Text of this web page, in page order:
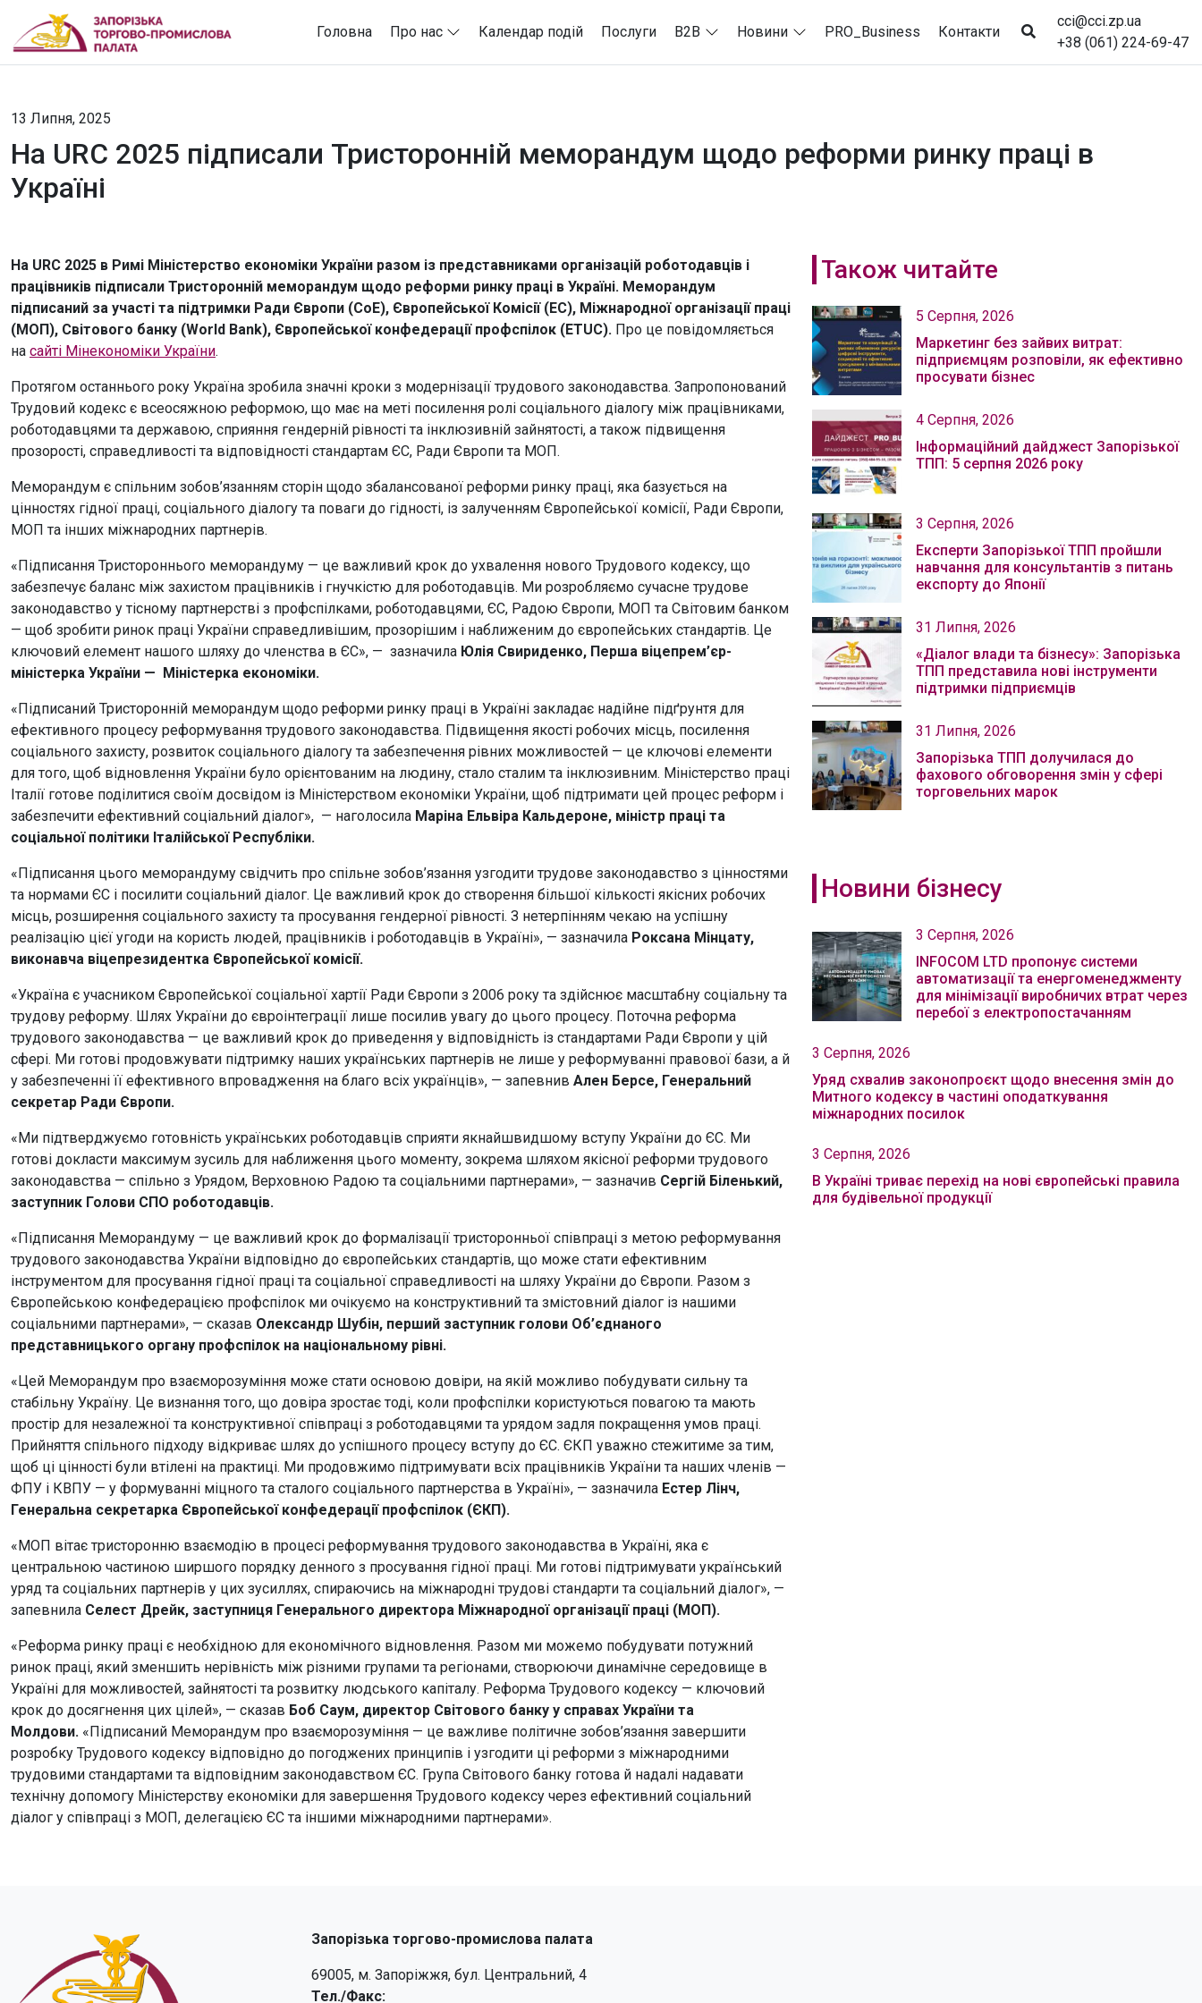
Головна Про нас Календар подій Послуги B2B Новини PRO_Business Контакти
cci@cci.zp.ua
+38 (061) 224-69-47
13 Липня, 2025
На URC 2025 підписали Тристоронній меморандум щодо реформи ринку праці в
Україні
На URC 2025 в Римі Міністерство економіки України разом із представниками організацій роботодавців і
працівників підписали Тристоронній меморандум щодо реформи ринку праці в Україні. Меморандум
підписаний за участі та підтримки Ради Європи (CoE), Європейської Комісії (EC), Міжнародної організації праці
(МОП), Світового банку (World Bank), Європейської конфедерації профспілок (ETUC). Про це повідомляється
на сайті Мінекономіки України.
Протягом останнього року Україна зробила значні кроки з модернізації трудового законодавства. Запропонований
Трудовий кодекс є всеосяжною реформою, що має на меті посилення ролі соціального діалогу між працівниками,
роботодавцями та державою, сприяння гендерній рівності та інклюзивній зайнятості, а також підвищення
прозорості, справедливості та відповідності стандартам ЄС, Ради Європи та МОП.
Меморандум є спільним зобов’язанням сторін щодо збалансованої реформи ринку праці, яка базується на
цінностях гідної праці, соціального діалогу та поваги до гідності, із залученням Європейської комісії, Ради Європи,
МОП та інших міжнародних партнерів.
«Підписання Тристороннього меморандуму — це важливий крок до ухвалення нового Трудового кодексу, що
забезпечує баланс між захистом працівників і гнучкістю для роботодавців. Ми розробляємо сучасне трудове
законодавство у тісному партнерстві з профспілками, роботодавцями, ЄС, Радою Європи, МОП та Світовим банком
— щоб зробити ринок праці України справедливішим, прозорішим і наближеним до європейських стандартів. Це
ключовий елемент нашого шляху до членства в ЄС», — зазначила Юлія Свириденко, Перша віцепрем’єр-
міністерка України — Міністерка економіки.
«Підписаний Тристоронній меморандум щодо реформи ринку праці в Україні закладає надійне підґрунтя для
ефективного процесу реформування трудового законодавства. Підвищення якості робочих місць, посилення
соціального захисту, розвиток соціального діалогу та забезпечення рівних можливостей — це ключові елементи
для того, щоб відновлення України було орієнтованим на людину, стало сталим та інклюзивним. Міністерство праці
Італії готове поділитися своїм досвідом із Міністерством економіки України, щоб підтримати цей процес реформ і
забезпечити ефективний соціальний діалог», — наголосила Маріна Ельвіра Кальдероне, міністр праці та
соціальної політики Італійської Республіки.
«Підписання цього меморандуму свідчить про спільне зобов’язання узгодити трудове законодавство з цінностями
та нормами ЄС і посилити соціальний діалог. Це важливий крок до створення більшої кількості якісних робочих
місць, розширення соціального захисту та просування гендерної рівності. З нетерпінням чекаю на успішну
реалізацію цієї угоди на користь людей, працівників і роботодавців в Україні», — зазначила Роксана Мінцату,
виконавча віцепрезидентка Європейської комісії.
«Україна є учасником Європейської соціальної хартії Ради Європи з 2006 року та здійснює масштабну соціальну та
трудову реформу. Шлях України до євроінтеграції лише посилив увагу до цього процесу. Поточна реформа
трудового законодавства — це важливий крок до приведення у відповідність із стандартами Ради Європи у цій
сфері. Ми готові продовжувати підтримку наших українських партнерів не лише у реформуванні правової бази, а й
у забезпеченні її ефективного впровадження на благо всіх українців», — запевнив Ален Берсе, Генеральний
секретар Ради Європи.
«Ми підтверджуємо готовність українських роботодавців сприяти якнайшвидшому вступу України до ЄС. Ми
готові докласти максимум зусиль для наближення цього моменту, зокрема шляхом якісної реформи трудового
законодавства — спільно з Урядом, Верховною Радою та соціальними партнерами», — зазначив Сергій Біленький,
заступник Голови СПО роботодавців.
«Підписання Меморандуму — це важливий крок до формалізації тристоронньої співпраці з метою реформування
трудового законодавства України відповідно до європейських стандартів, що може стати ефективним
інструментом для просування гідної праці та соціальної справедливості на шляху України до Європи. Разом з
Європейською конфедерацією профспілок ми очікуємо на конструктивний та змістовний діалог із нашими
соціальними партнерами», — сказав Олександр Шубін, перший заступник голови Об’єднаного
представницького органу профспілок на національному рівні.
«Цей Меморандум про взаєморозуміння може стати основою довіри, на якій можливо побудувати сильну та
стабільну Україну. Це визнання того, що довіра зростає тоді, коли профспілки користуються повагою та мають
простір для незалежної та конструктивної співпраці з роботодавцями та урядом задля покращення умов праці.
Прийняття спільного підходу відкриває шлях до успішного процесу вступу до ЄС. ЄКП уважно стежитиме за тим,
щоб ці цінності були втілені на практиці. Ми продовжимо підтримувати всіх працівників України та наших членів —
ФПУ і КВПУ — у формуванні міцного та сталого соціального партнерства в Україні», — зазначила Естер Лінч,
Генеральна секретарка Європейської конфедерації профспілок (ЄКП).
«МОП вітає тристоронню взаємодію в процесі реформування трудового законодавства в Україні, яка є
центральною частиною ширшого порядку денного з просування гідної праці. Ми готові підтримувати український
уряд та соціальних партнерів у цих зусиллях, спираючись на міжнародні трудові стандарти та соціальний діалог», —
запевнила Селест Дрейк, заступниця Генерального директора Міжнародної організації праці (МОП).
«Реформа ринку праці є необхідною для економічного відновлення. Разом ми можемо побудувати потужний
ринок праці, який зменшить нерівність між різними групами та регіонами, створюючи динамічне середовище в
Україні для можливостей, зайнятості та розвитку людського капіталу. Реформа Трудового кодексу — ключовий
крок до досягнення цих цілей», — сказав Боб Саум, директор Світового банку у справах України та
Молдови. «Підписаний Меморандум про взаєморозуміння — це важливе політичне зобов’язання завершити
розробку Трудового кодексу відповідно до погоджених принципів і узгодити ці реформи з міжнародними
трудовими стандартами та відповідним законодавством ЄС. Група Світового банку готова й надалі надавати
технічну допомогу Міністерству економіки для завершення Трудового кодексу через ефективний соціальний
діалог у співпраці з МОП, делегацією ЄС та іншими міжнародними партнерами».
Також читайте
5 Серпня, 2026
Маркетинг без зайвих витрат:
підприємцям розповіли, як ефективно
просувати бізнес
4 Серпня, 2026
Інформаційний дайджест Запорізької
ТПП: 5 серпня 2026 року
3 Серпня, 2026
Експерти Запорізької ТПП пройшли
навчання для консультантів з питань
експорту до Японії
31 Липня, 2026
«Діалог влади та бізнесу»: Запорізька
ТПП представила нові інструменти
підтримки підприємців
31 Липня, 2026
Запорізька ТПП долучилася до
фахового обговорення змін у сфері
торговельних марок
Новини бізнесу
3 Серпня, 2026
INFOCOM LTD пропонує системи
автоматизації та енергоменеджменту
для мінімізації виробничих втрат через
перебої з електропостачанням
3 Серпня, 2026
Уряд схвалив законопроєкт щодо внесення змін до
Митного кодексу в частині оподаткування
міжнародних посилок
3 Серпня, 2026
В Україні триває перехід на нові європейські правила
для будівельної продукції
Запорізька торгово-промислова палата
69005, м. Запоріжжя, бул. Центральний, 4
Тел./Факс: